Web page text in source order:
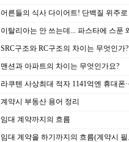
어른들의 식사 다이어트! 단백질 위주
이탈리아는 안 쓰는데... 파스타에 스푼
SRC구조와 RC구조의 차이는 무엇인가?
맨션과 아파트의 차이는 무엇인가요?
라쿠텐 사상최대 적자 1141억엔 휴대폰
계약시 부동산 용어 정리
임대 계약까지의 흐름
임대 계약을 하기까지의 흐름(계약시